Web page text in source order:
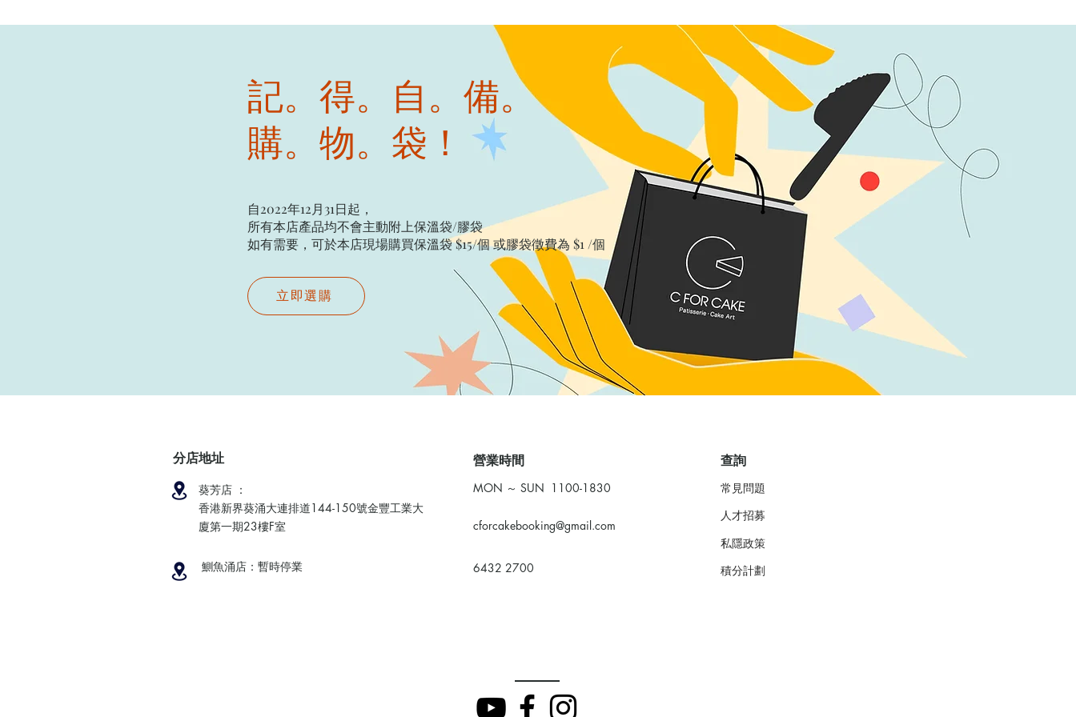
記。得。自。備。
購。物。袋！
自2022年12月31日起，
所有本店產品均不會主動附上保溫袋/膠袋​
如有需要，可於本店現場購買保溫袋 $15/個​ 或膠袋徵費為 $1 /個
立即選購
分店地址
葵芳店 ：
香港新界葵涌大連排道144-150號金豐工業大
廈第一期23樓F室
鰂魚涌店：暫時停業
​營業時間
MON ～ SUN 1100-1830
cforcakebooking@gmail.com
6432 2700
查詢
常見問題
人才招募
私隱政策
​積分計劃